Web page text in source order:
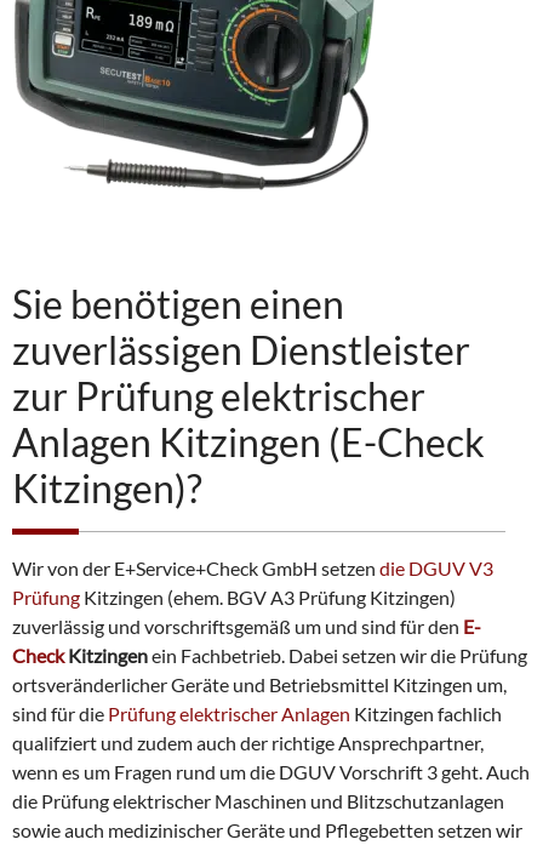
Sie benötigen einen
zuverlässigen Dienstleister
zur Prüfung elektrischer
Anlagen Kitzingen (E-Check
Kitzingen)?
Wir von der E+Service+Check GmbH setzen die DGUV V3
Prüfung Kitzingen (ehem. BGV A3 Prüfung Kitzingen)
zuverlässig und vorschriftsgemäß um und sind für den E-
CheckKitzingenein Fachbetrieb. Dabei setzen wir die Prüfung
ortsveränderlicher Geräte und Betriebsmittel Kitzingen um,
sind für die Prüfung elektrischer Anlagen Kitzingen fachlich
qualifziert und zudem auch der richtige Ansprechpartner,
wenn es um Fragen rund um die DGUV Vorschrift 3 geht. Auch
die Prüfung elektrischer Maschinen und Blitzschutzanlagen
sowie auch medizinischer Geräte und Pflegebetten setzen wir